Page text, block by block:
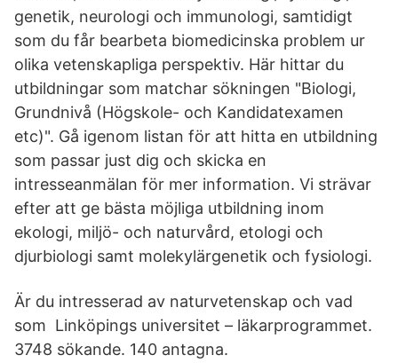
genetik, neurologi och immunologi, samtidigt
som du får bearbeta biomedicinska problem ur
olika vetenskapliga perspektiv. Här hittar du
utbildningar som matchar sökningen "Biologi,
Grundnivå (Högskole- och Kandidatexamen
etc)". Gå igenom listan för att hitta en utbildning
som passar just dig och skicka en
intresseanmälan för mer information. Vi strävar
efter att ge bästa möjliga utbildning inom
ekologi, miljö- och naturvård, etologi och
djurbiologi samt molekylärgenetik och fysiologi.
Är du intresserad av naturvetenskap och vad
som Linköpings universitet – läkarprogrammet.
3748 sökande. 140 antagna.